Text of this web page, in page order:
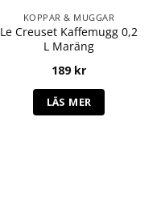
KOPPAR & MUGGAR
Le Creuset Kaffemugg 0,2
L Maräng
189 kr
LÄS MER